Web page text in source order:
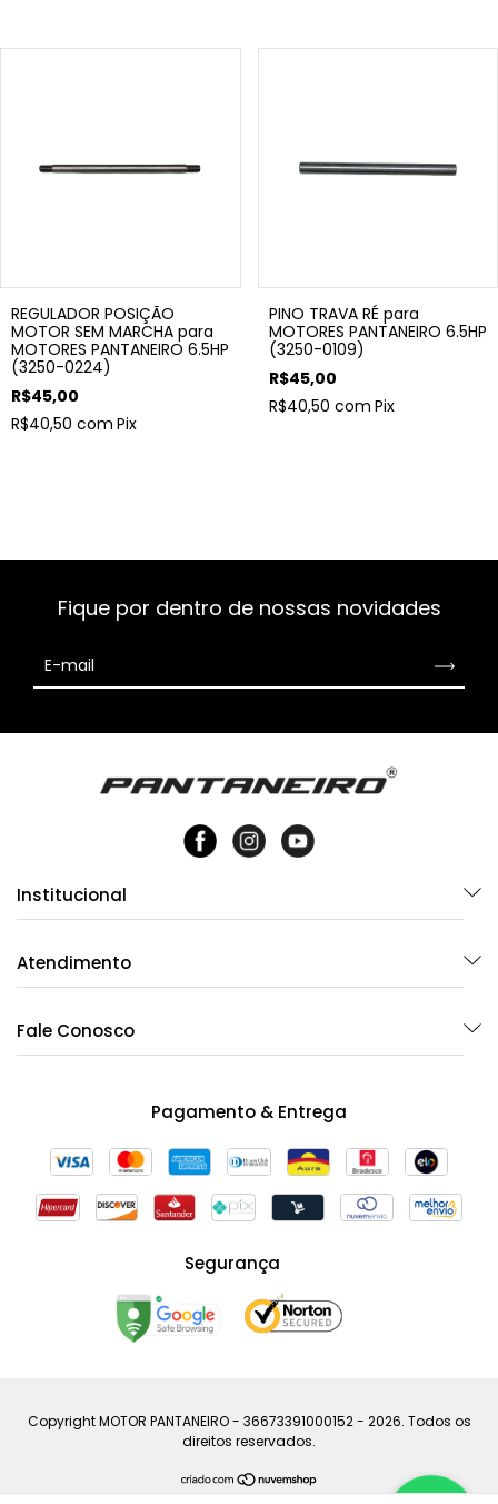
REGULADOR POSIÇÃO
MOTOR SEM MARCHA para
MOTORES PANTANEIRO 6.5HP
(3250-0224)
R$45,00
R$40,50 com Pix
PINO TRAVA RÉ para
MOTORES PANTANEIRO 6.5HP
(3250-0109)
R$45,00
R$40,50 com Pix
Fique por dentro de nossas novidades
Institucional
Atendimento
Fale Conosco
Pagamento & Entrega
Segurança
Copyright MOTOR PANTANEIRO - 36673391000152 - 2026. Todos os
direitos reservados.